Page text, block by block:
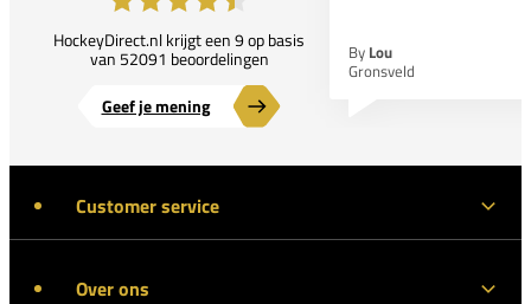
HockeyDirect.nl krijgt een 9 op basis
van 52091 beoordelingen
Geef je mening
By Lou
Gronsveld
Customer service
Over ons